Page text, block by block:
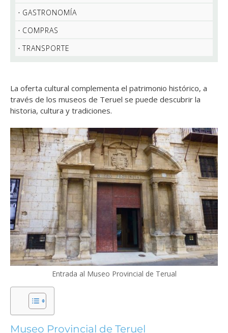
GASTRONOMÍA
COMPRAS
TRANSPORTE
La oferta cultural complementa el patrimonio histórico, a
través de los museos de Teruel se puede descubrir la
historia, cultura y tradiciones.
Entrada al Museo Provincial de Terual
Museo Provincial de Teruel